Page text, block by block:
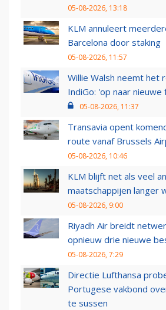
05-08-2026, 13:18
KLM annuleert
Barcelona door staking
05-08-2026, 11:57
Willie Walsh neemt het
IndiGo: 'op naar
05-08-2026, 11:37
Transavia opent
route vanaf Brussels
05-08-2026, 10:46
KLM blijft net als veel
maatschappijen langer
05-08-2026, 9:00
Riyadh Air breidt
opnieuw drie nieuwe
05-08-2026, 7:29
Directie Lufthansa
Portugese vakbond
te sussen